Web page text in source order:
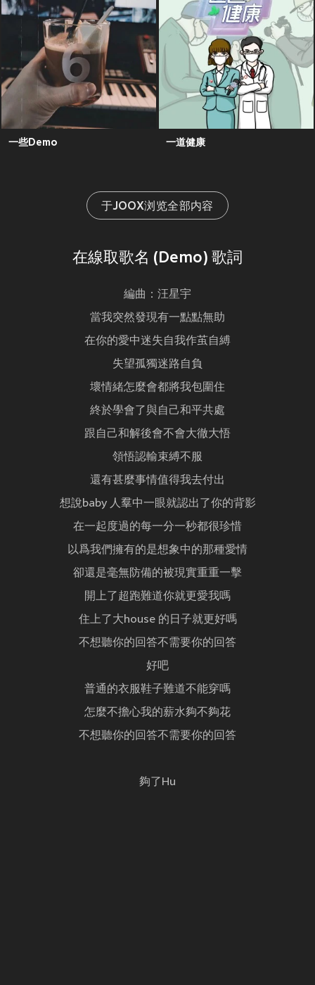
一些Demo 一道健康
于JOOX浏览全部内容
在線取歌名 (Demo) 歌詞
編曲：汪星宇
當我突然發現有一點點無助
在你的愛中迷失自我作茧自縛
失望孤獨迷路自負
壞情緒怎麼會都將我包圍住
終於學會了與自己和平共處
跟自己和解後會不會大徹大悟
領悟認輸束縛不服
還有甚麼事情值得我去付出
想說baby 人羣中一眼就認出了你的背影
在一起度過的每一分一秒都很珍惜
以爲我們擁有的是想象中的那種愛情
卻還是毫無防備的被現實重重一擊
開上了超跑難道你就更愛我嗎
住上了大house 的日子就更好嗎
不想聽你的回答不需要你的回答
好吧
普通的衣服鞋子難道不能穿嗎
怎麼不擔心我的薪水夠不夠花
不想聽你的回答不需要你的回答
夠了Hu